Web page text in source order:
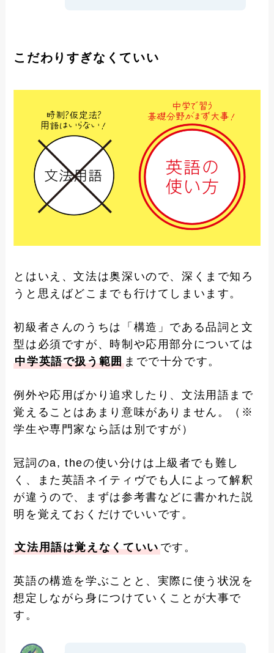
こだわりすぎなくていい
とはいえ、文法は奥深いので、深くまで知ろ
うと思えばどこまでも行けてしまいます。
初級者さんのうちは「構造」である品詞と文
型は必須ですが、時制や応用部分については
中学英語で扱う範囲までで十分です。
例外や応用ばかり追求したり、文法用語まで
覚えることはあまり意味がありません。（※
学生や専門家なら話は別ですが）
冠詞のa, theの使い分けは上級者でも難し
く、また英語ネイティヴでも人によって解釈
が違うので、まずは参考書などに書かれた説
明を覚えておくだけでいいです。
文法用語は覚えなくていいです。
英語の構造を学ぶことと、実際に使う状況を
想定しながら身につけていくことが大事で
す。